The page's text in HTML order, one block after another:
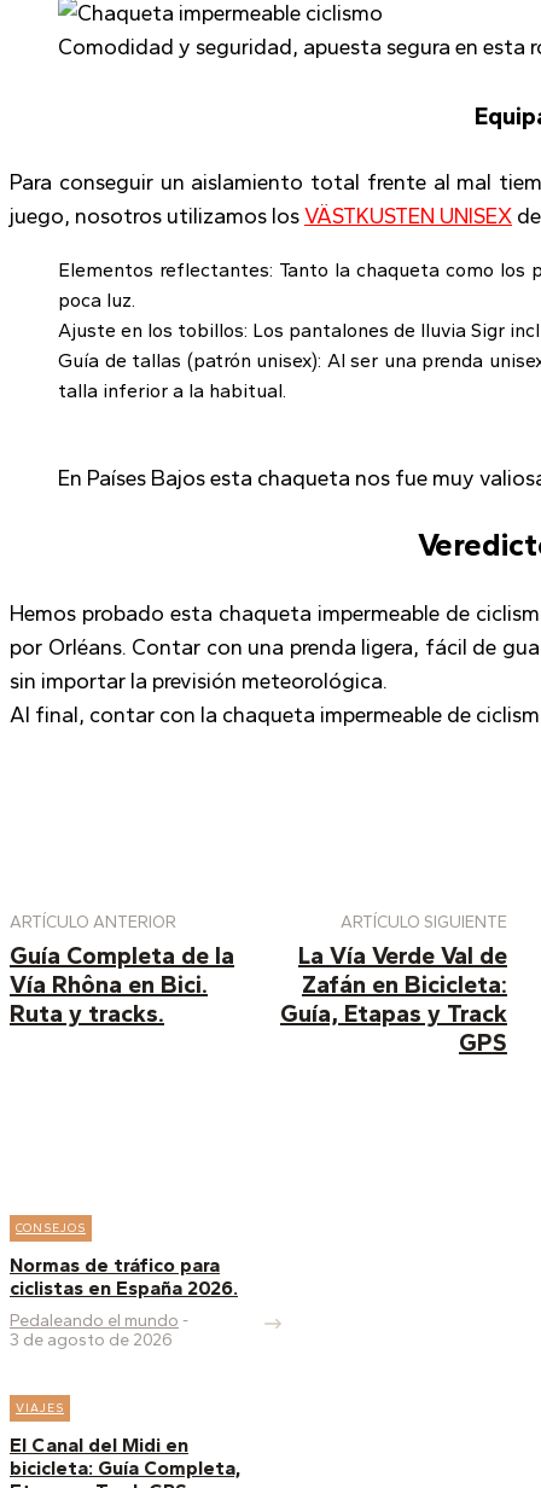
Comodidad y seguridad, apuesta segura en esta
Para conseguir un aislamiento total frente al mal
juego, nosotros utilizamos losVÄSTKUSTEN UNISEX
Elementos reflectantes: Tanto la chaqueta como
poca luz.
Ajuste en los tobillos: Los pantalones de lluvia Sigr
Guía de tallas (patrón unisex): Al ser una prenda
talla inferior a la habitual.
En Países Bajos esta chaqueta nos fue muy
Hemos probado esta chaqueta impermeable de
por Orléans. Contar con una prenda ligera, fácil de
sin importar la previsión meteorológica.
Al final, contar con la chaqueta impermeable de
ARTÍCULO ANTERIOR
Guía Completa de la
Vía Rhôna en Bici.
Ruta y tracks.
ARTÍCULO SIGUIENTE
La Vía Verde Val de
Zafán en Bicicleta:
Guía, Etapas y Track
GPS
CONSEJOS
Normas de tráfico para
ciclistas en España 2026.
Pedaleando el mundo -
3 de agosto de 2026
VIAJES
El Canal del Midi en
bicicleta: Guía Completa,